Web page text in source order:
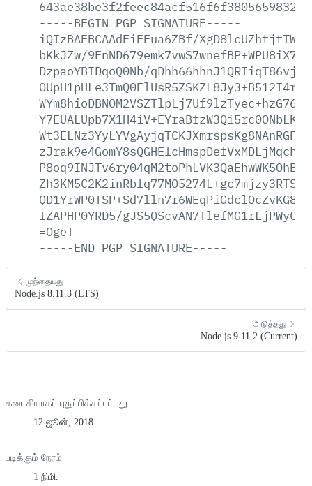
-----BEGIN PGP SIGNATURE-----
iQIzBAEBCAAdFiEEua6ZBf/
bKkJZw/
DzpaoYBIDqoQ0Nb/
Y7EUALUpb7X1H4iV+EYraBfzW3Qi5rc0ONbLK/
IZAPHP0YRD5/
=OgeT
-----END PGP SIGNATURE-----
முந்தையது
Node.js 8.11.3 (LTS)
அடுத்தது
Node.js 9.11.2 (Current)
கடைசியாகப் புதுப்பிக்கப்பட்டது
12 ஜூன், 2018
படிக்கும் நேரம்
1 நிமி.